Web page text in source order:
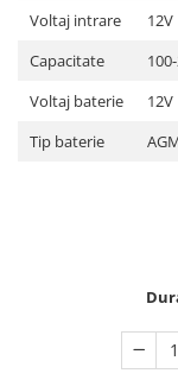
Pachete complete
Sisteme de Stocare
Sisteme
mica (rulota/
Sisteme
Statii de incarcare
Cabluri de
Voltaj intrare
12V
Capacitate
Voltaj baterie
12V
Tip baterie